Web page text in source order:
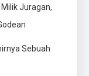
Juragan,
Sebuah